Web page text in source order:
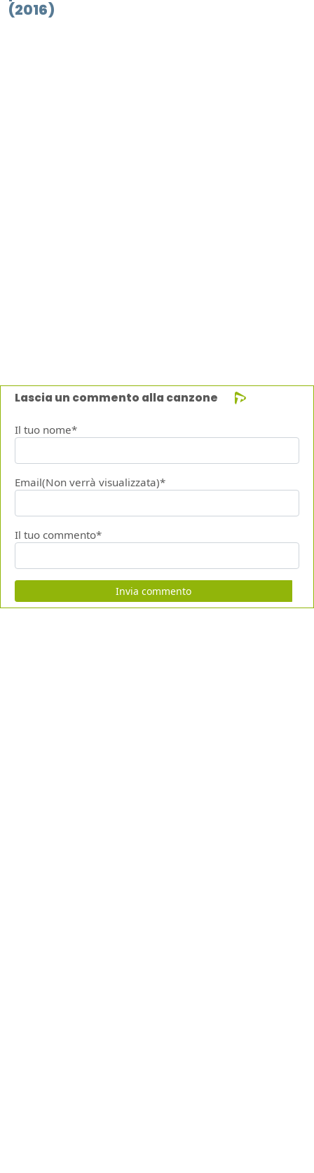
(2016)
Lascia un commento alla canzone
Il tuo nome*
Email(Non verrà visualizzata)*
Il tuo commento*
Invia commento